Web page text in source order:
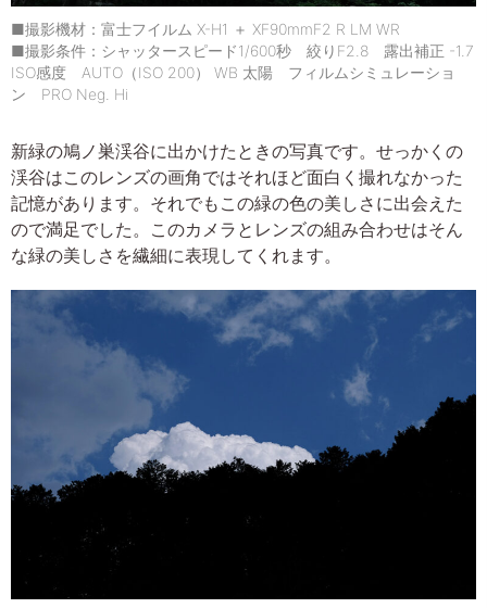
■撮影機材：富士フイルム X-H1 ＋ XF90mmF2 R LM WR
■撮影条件：シャッタースピード1/600秒 絞りF2.8 露出補正 -1.7
ISO感度 AUTO（ISO 200） WB 太陽 フィルムシミュレーショ
ン PRO Neg. Hi
新緑の鳩ノ巣渓谷に出かけたときの写真です。せっかくの
渓谷はこのレンズの画角ではそれほど面白く撮れなかった
記憶があります。それでもこの緑の色の美しさに出会えた
ので満足でした。このカメラとレンズの組み合わせはそん
な緑の美しさを繊細に表現してくれます。